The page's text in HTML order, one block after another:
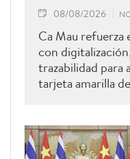
08/08/2026
Ca Mau refuerza
con
trazabilidad para
tarjeta amarilla